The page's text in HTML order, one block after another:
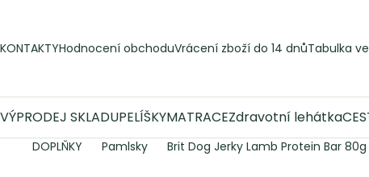
KONTAKTYHodnocení obchoduVrácení zboží do 14 dnůTabulka
VÝPRODEJ SKLADUPELÍŠKYMATRACEZdravotní lehátka
DOPLŇKY Pamlsky Brit Dog Jerky Lamb Protein Bar 80g